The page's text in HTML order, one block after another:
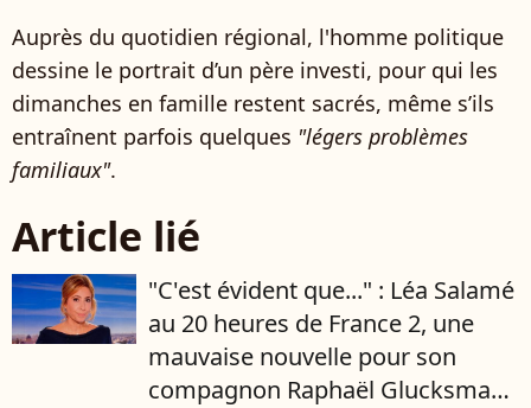
Auprès du quotidien régional, l'homme politique
dessine le portrait d’un père investi, pour qui les
dimanches en famille restent sacrés, même s’ils
entraînent parfois quelques "légers problèmes
familiaux".
Article lié
"C'est évident que..." : Léa Salamé
au 20 heures de France 2, une
mauvaise nouvelle pour son
compagnon Raphaël Glucksmann